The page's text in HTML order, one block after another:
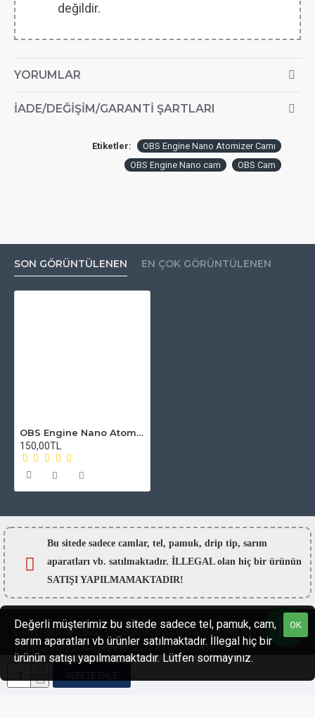
değildir.
YORUMLAR
İADE/DEĞIŞIM/GARANTI ŞARTLARI
Etiketler:
OBS Engine Nano Atomizer Camı
OBS Engine Nano cam
OBS Cam
SON GÖRÜNTÜLENEN EN ÇOK GÖRÜNTÜLENEN
OBS Engine Nano Atomizer Camı
150,00TL
Bu sitede sadece camlar, tel, pamuk, drip tip, sarım
aparatları vb. satılmaktadır. İLLEGAL olan hiç bir ürünün
SATIŞI YAPILMAMAKTADIR!
Copyright © 2022 - esigaracam.com | Tüm hakları saklıdır.
Fiyatlarımızın hepsinde %20 KDV dahildir.
OK
Değerli müşterimiz bu sitede sadece tel, pamuk, cam,
sarım aparatları vb ürünler satılmaktadır. İllegal hiç bir
ürünün satışı yapılmamaktadır. Lütfen sormayınız.